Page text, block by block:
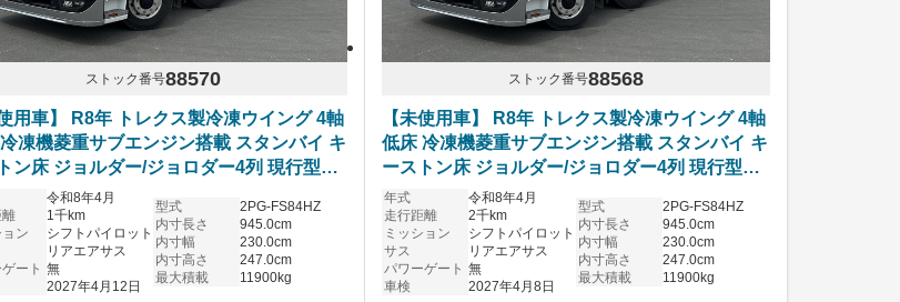
ストック番号88570
使用車】 R8年 トレクス製冷凍ウイング 4軸
凍機菱重サブエンジン搭載 スタンバイ キ
ン床 ジョルダー/ジョロダー4列 現行型ス
グレート ハイルーフ リアエアサス アルミ
ル シフトパイロット 6R20エンジン 車検
プレミアムライン 内装レッド
令和8年4月
離
1千km
ョン
シフトパイロット
リアエアサス
ート 無
2027年4月12日
型式
2PG-FS84HZ
内寸長さ
945.0cm
内寸幅
230.0cm
内寸高さ
247.0cm
最大積載
11900kg
ストック番号88568
【未使用車】 R8年 トレクス製冷凍ウイング 4軸
低床 冷凍機菱重サブエンジン搭載 スタンバイ キ
ーストン床 ジョルダー/ジョロダー4列 現行型ス
ーパーグレート ハイルーフ リアエアサス アルミ
ホイール シフトパイロット 6R20エンジン 車検
付き プレミアムライン 内装レッド
年式
令和8年4月
走行距離
2千km
ミッション
シフトパイロット
サス
リアエアサス
パワーゲート 無
車検
2027年4月8日
型式
2PG-FS84HZ
内寸長さ
945.0cm
内寸幅
230.0cm
内寸高さ
247.0cm
最大積載
11900kg